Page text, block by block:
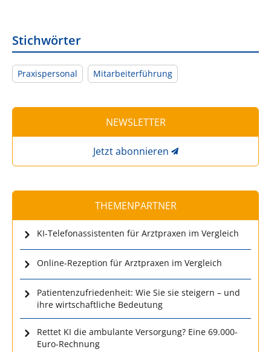
Stichwörter
Praxispersonal Mitarbeiterführung
NEWSLETTER
Jetzt abonnieren
THEMENPARTNER
KI-Telefonassistenten für Arztpraxen im Vergleich
Online-Rezeption für Arztpraxen im Vergleich
Patientenzufriedenheit: Wie Sie sie steigern – und
ihre wirtschaftliche Bedeutung
Rettet KI die ambulante Versorgung? Eine 69.000-
Euro-Rechnung